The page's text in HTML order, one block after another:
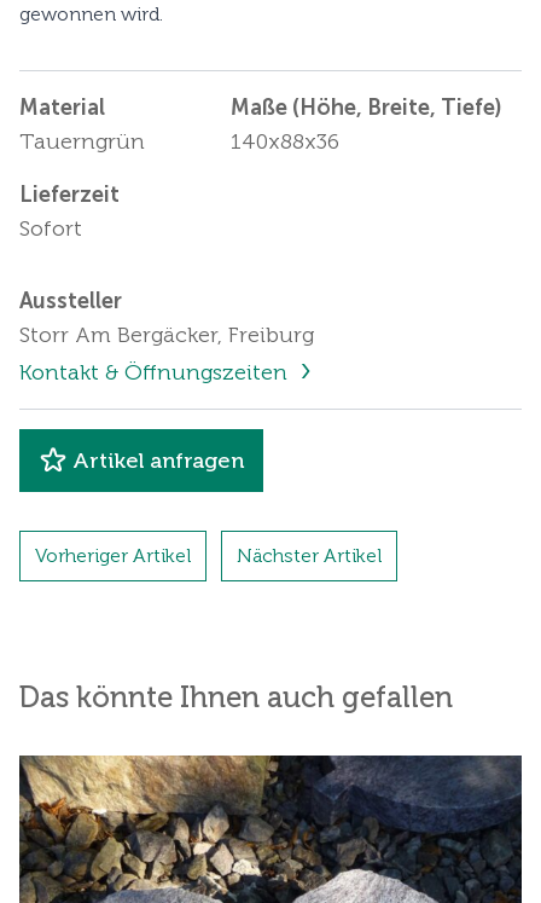
gewonnen wird.
Material
Tauerngrün
Maße (Höhe, Breite, Tiefe)
140x88x36
Lieferzeit
Sofort
Aussteller
Storr Am Bergäcker, Freiburg
Kontakt & Öffnungszeiten
Artikel anfragen
Vorheriger Artikel Nächster Artikel
Das könnte Ihnen auch gefallen